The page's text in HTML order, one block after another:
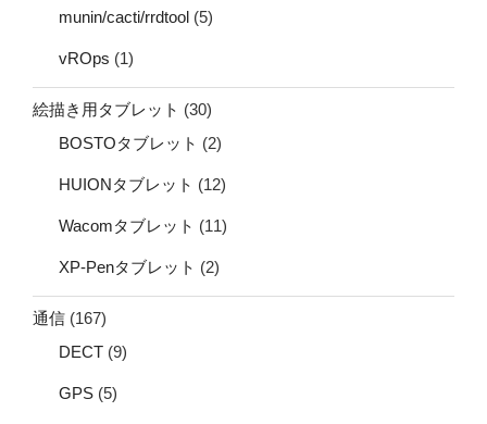
munin/cacti/rrdtool (5)
vROps (1)
絵描き用タブレット (30)
BOSTOタブレット (2)
HUIONタブレット (12)
Wacomタブレット (11)
XP-Penタブレット (2)
通信 (167)
DECT (9)
GPS (5)